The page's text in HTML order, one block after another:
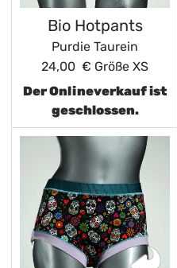
Bio Hotpants
Purdie Taurein
24,00 € Größe XS
Der Onlineverkauf ist
geschlossen.